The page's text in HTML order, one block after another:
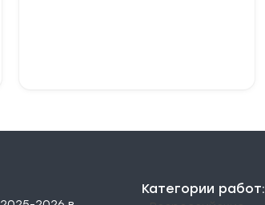
Категории работ: